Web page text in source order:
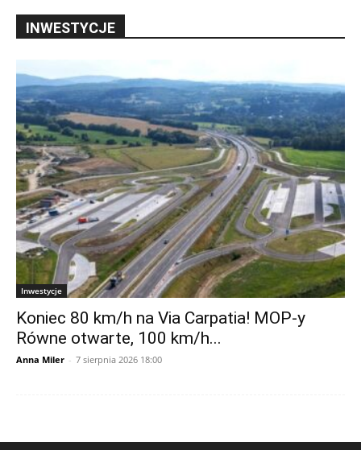
INWESTYCJE
Inwestycje
Koniec 80 km/h na Via Carpatia! MOP-y
Równe otwarte, 100 km/h...
Anna Miler - 7 sierpnia 2026 18:00